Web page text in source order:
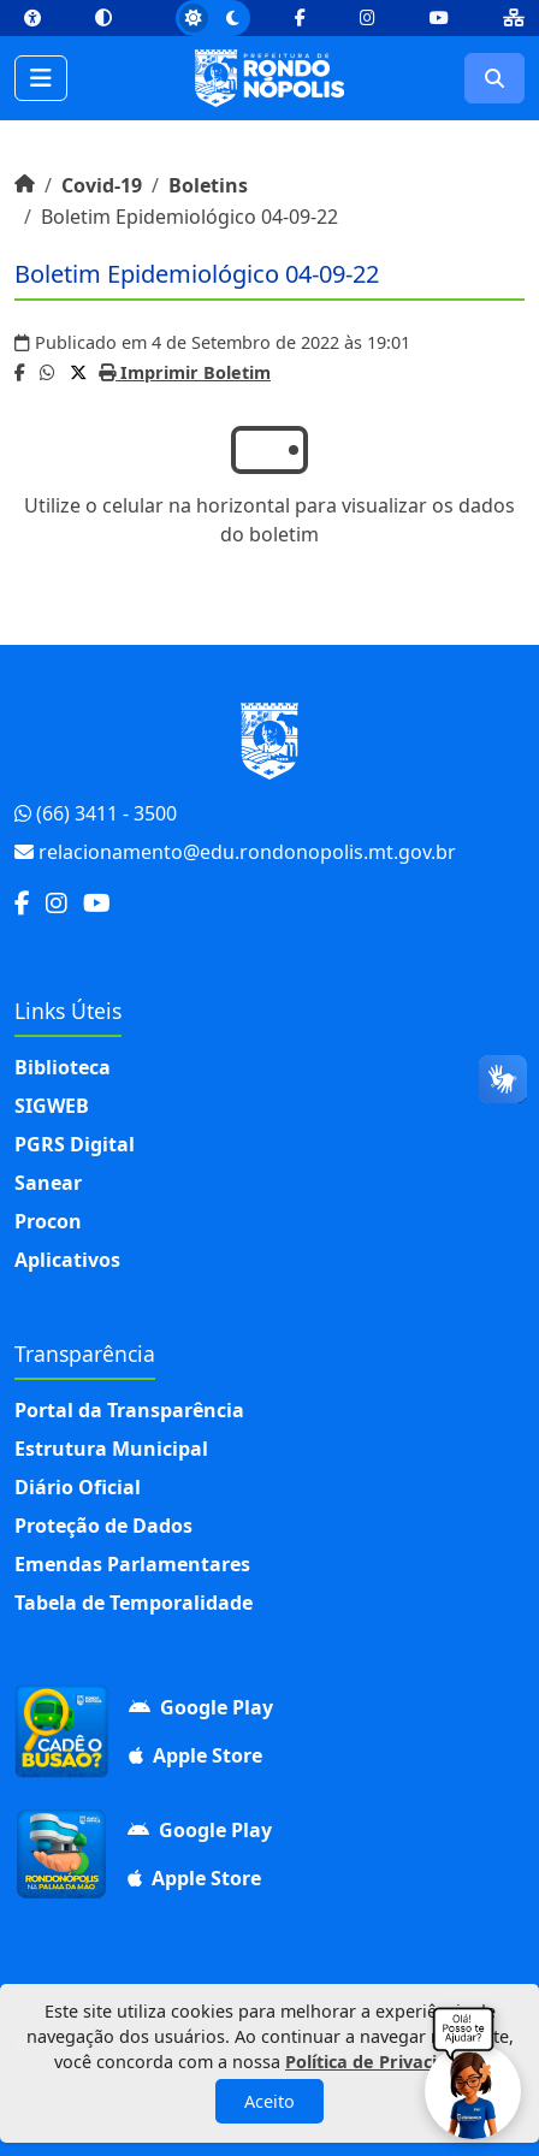
topConteúdo [1] Menu Principal [2] Busca [3] Rodapé [4]
FacebookInstagramYoutube
Início do conteúdo
InícioCovid-19
Boletins
Boletim Epidemiológico 04-09-22
Boletim Epidemiológico 04-09-22
Publicado em 4 de Setembro de 2022 às 19:01
Imprimir Boletim
Utilize o celular na horizontal para visualizar os dados
do boletim
(66) 3411 - 3500
relacionamento@edu.rondonopolis.mt.gov.br
Links Úteis
Biblioteca
SIGWEB
PGRS Digital
Sanear
Procon
Aplicativos
Transparência
Portal da Transparência
Estrutura Municipal
Diário Oficial
Proteção de Dados
Emendas Parlamentares
Tabela de Temporalidade
Google Play
Apple Store
Google Play
Apple Store
Av. Duque de Caxias, 1000, Vila Aurora, 78740-022
CNPJ: 03.347.101/0001-21
© 2026 Município de Rondonópolis
Mapa do Site
Este site utiliza cookies para melhorar a experiência de
navegação dos usuários. Ao continuar a navegar neste site,
você concorda com a nossa Política de Privacidade.
Aceito